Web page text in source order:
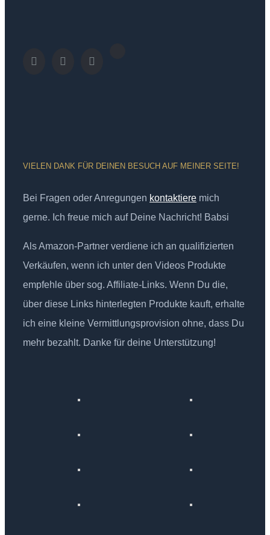
VIELEN DANK FÜR DEINEN BESUCH AUF MEINER SEITE!
Bei Fragen oder Anregungen kontaktiere mich
gerne. Ich freue mich auf Deine Nachricht! Babsi
Als Amazon-Partner verdiene ich an qualifizierten
Verkäufen, wenn ich unter den Videos Produkte
empfehle über sog. Affiliate-Links. Wenn Du die,
über diese Links hinterlegten Produkte kauft, erhalte
ich eine kleine Vermittlungsprovision ohne, dass Du
mehr bezahlt. Danke für deine Unterstützung!